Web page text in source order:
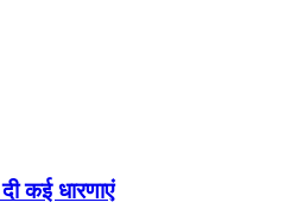
कई धारणाएं